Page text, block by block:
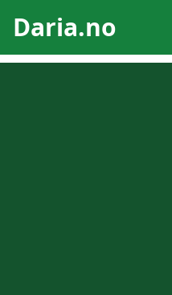
Daria.no